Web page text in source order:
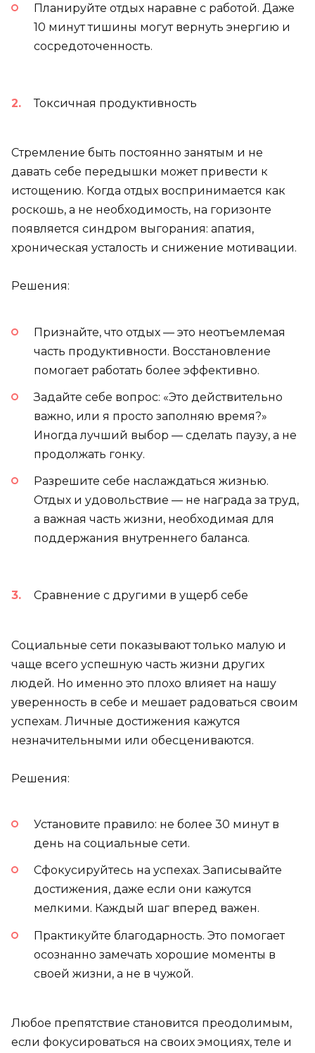
Планируйте отдых наравне с работой. Даже
10 минут тишины могут вернуть энергию и
сосредоточенность.
Токсичная продуктивность
Стремление быть постоянно занятым и не
давать себе передышки может привести к
истощению. Когда отдых воспринимается как
роскошь, а не необходимость, на горизонте
появляется синдром выгорания: апатия,
хроническая усталость и снижение мотивации.
Решения:
Признайте, что отдых — это неотъемлемая
часть продуктивности. Восстановление
помогает работать более эффективно.
Задайте себе вопрос: «Это действительно
важно, или я просто заполняю время?»
Иногда лучший выбор — сделать паузу, а не
продолжать гонку.
Разрешите себе наслаждаться жизнью.
Отдых и удовольствие — не награда за труд,
а важная часть жизни, необходимая для
поддержания внутреннего баланса.
Сравнение с другими в ущерб себе
Социальные сети показывают только малую и
чаще всего успешную часть жизни других
людей. Но именно это плохо влияет на нашу
уверенность в себе и мешает радоваться своим
успехам. Личные достижения кажутся
незначительными или обесцениваются.
Решения:
Установите правило: не более 30 минут в
день на социальные сети.
Сфокусируйтесь на успехах. Записывайте
достижения, даже если они кажутся
мелкими. Каждый шаг вперед важен.
Практикуйте благодарность. Это помогает
осознанно замечать хорошие моменты в
своей жизни, а не в чужой.
Любое препятствие становится преодолимым,
если фокусироваться на своих эмоциях, теле и